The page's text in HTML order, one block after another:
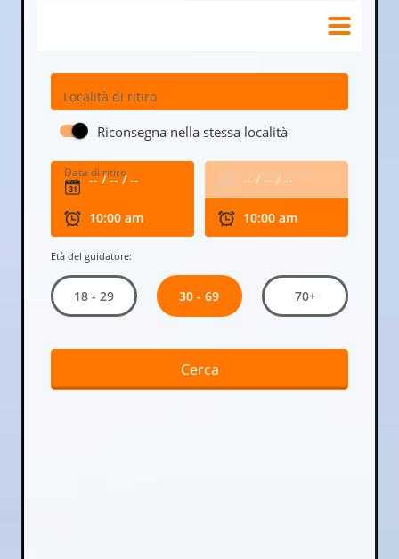
Località di ritiro
Riconsegna nella stessa località
Data di ritiro Data di riconsegna
Età del guidatore:
18 - 29 30 - 69 70+
Cerca